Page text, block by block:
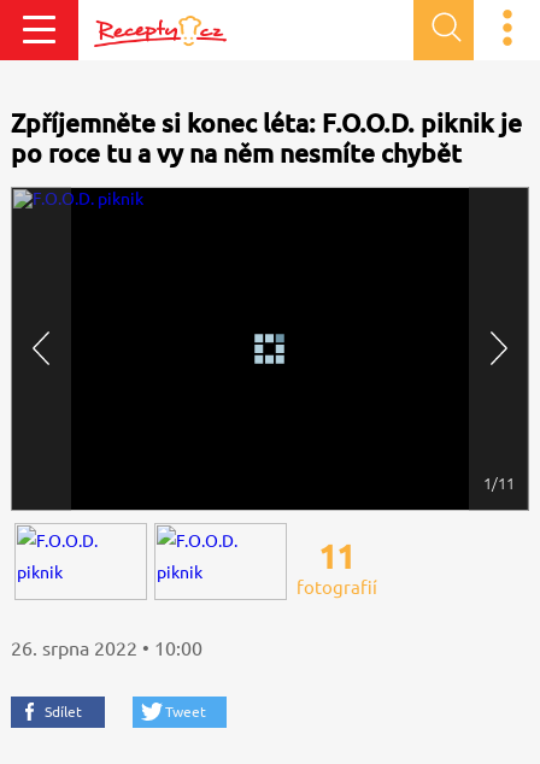
Zpříjemněte si konec léta: F.O.O.D. piknik je
po roce tu a vy na něm nesmíte chybět
1/11
11
fotografií
26. srpna 2022 • 10:00
Sdílet Tweet